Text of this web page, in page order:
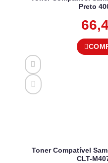
Preto
Toner Compatível
CLT-